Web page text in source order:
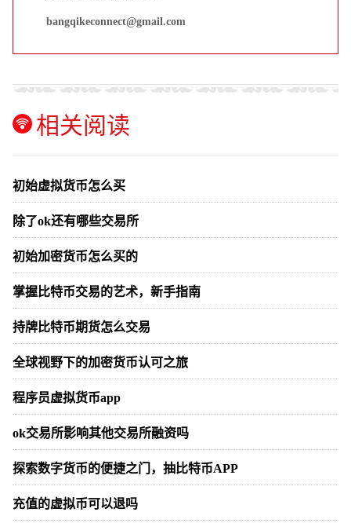
bangqikeconnect@gmail.com
相关阅读
初始虚拟货币怎么买
除了ok还有哪些交易所
初始加密货币怎么买的
掌握比特币交易的艺术，新手指南
持牌比特币期货怎么交易
全球视野下的加密货币认可之旅
程序员虚拟货币app
ok交易所影响其他交易所融资吗
探索数字货币的便捷之门，抽比特币APP
充值的虚拟币可以退吗